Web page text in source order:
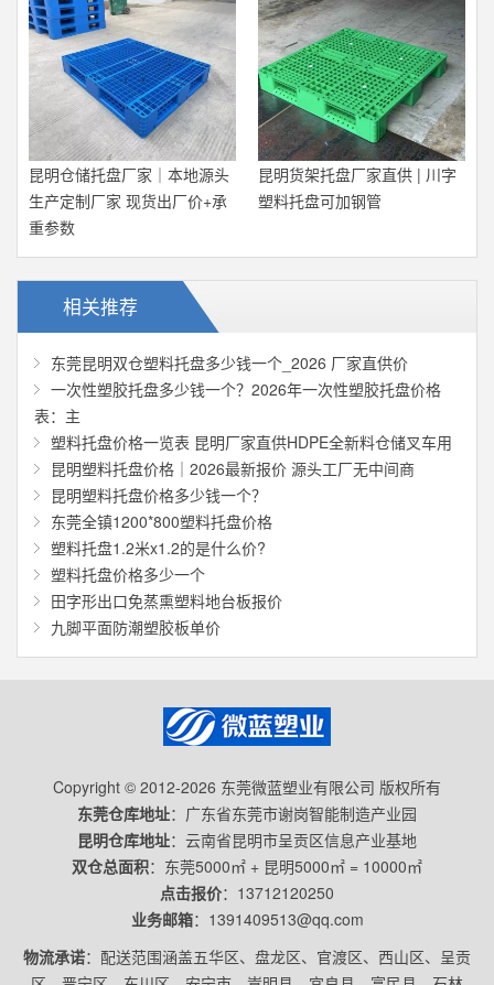
昆明仓储托盘厂家｜本地源头
生产定制厂家 现货出厂价+承
重参数
昆明货架托盘厂家直供 | 川字
塑料托盘可加钢管
相关推荐
东莞昆明双仓塑料托盘多少钱一个_2026 厂家直供价
一次性塑胶托盘多少钱一个？2026年一次性塑胶托盘价格
表：主
塑料托盘价格一览表 昆明厂家直供HDPE全新料仓储叉车用
昆明塑料托盘价格｜2026最新报价 源头工厂无中间商
昆明塑料托盘价格多少钱一个？
东莞全镇1200*800塑料托盘价格
塑料托盘1.2米x1.2的是什么价?
塑料托盘价格多少一个
田字形出口免蒸熏塑料地台板报价
九脚平面防潮塑胶板单价
Copyright © 2012-2026 东莞微蓝塑业有限公司 版权所有
东莞仓库地址：广东省东莞市谢岗智能制造产业园
昆明仓库地址：云南省昆明市呈贡区信息产业基地
双仓总面积：东莞5000㎡ + 昆明5000㎡ = 10000㎡
点击报价： 13712120250
业务邮箱： 1391409513@qq.com
物流承诺：配送范围涵盖五华区、盘龙区、官渡区、西山区、呈贡